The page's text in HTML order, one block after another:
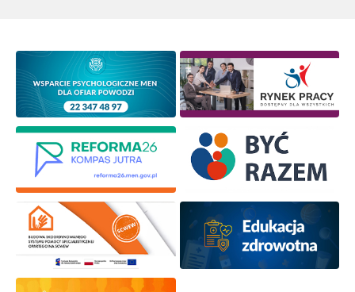
Zapisz się i bądź na bieżąco z najnowszymi
informacjami
o szkoleniach i programach.
Adres e-mail:
Wyrażam zgodę na przetwarzanie moich danych
osobowych przez ORE w celach marketingowych.
Zapisuję się